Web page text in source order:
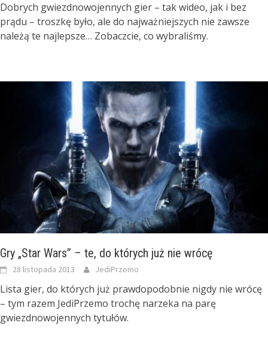
Dobrych gwiezdnowojennych gier – tak wideo, jak i bez
prądu – troszkę było, ale do najważniejszych nie zawsze
należą te najlepsze… Zobaczcie, co wybraliśmy.
Gry „Star Wars” – te, do których już nie wrócę
28 listopada 2013 JediPrzemo
Lista gier, do których już prawdopodobnie nigdy nie wrócę
– tym razem JediPrzemo trochę narzeka na parę
gwiezdnowojennych tytułów.